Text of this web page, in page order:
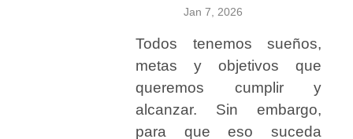
Jan 7, 2026
Todos tenemos sueños,
metas y objetivos que
queremos cumplir y
alcanzar. Sin embargo,
para que eso suceda